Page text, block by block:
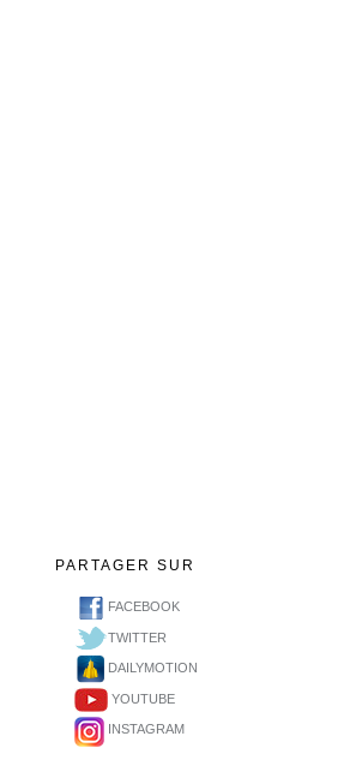
PARTAGER SUR
FACEBOOK
TWITTER
DAILYMOTION
YOUTUBE
INSTAGRAM